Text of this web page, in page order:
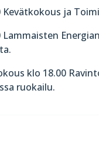
Kevätkokous ja
Lammaisten
klo 18.00
ruokailu.